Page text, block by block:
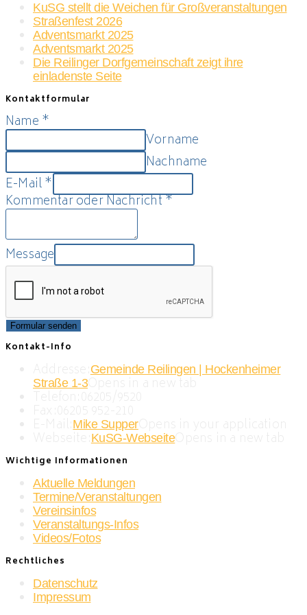
KuSG stellt die Weichen für Großveranstaltungen
Straßenfest 2026
Adventsmarkt 2025
Adventsmarkt 2025
Die Reilinger Dorfgemeinschaft zeigt ihre
einladenste Seite
Kontaktformular
Name *
Vorname
Nachname
E-Mail*
Kommentar oder Nachricht*
Message
Formular senden
Kontakt-Info
Addresse:Gemeinde Reilingen | Hockenheimer
Straße 1-3Opens in a new tab
E-Mail:Mike SupperOpens in your application
Webseite:KuSG-WebseiteOpens in a new tab
Wichtige Informationen
Aktuelle Meldungen
Termine/Veranstaltungen
Vereinsinfos
Veranstaltungs-Infos
Videos/Fotos
Rechtliches
Datenschutz
Impressum